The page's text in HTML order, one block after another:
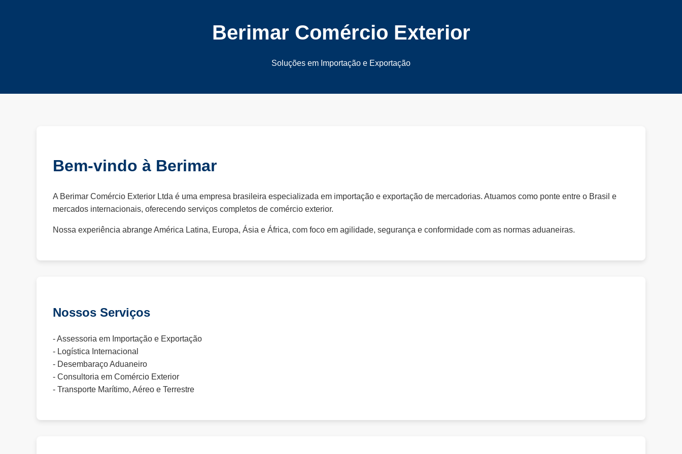
Berimar Comércio Exterior
Soluções em Importação e Exportação
Bem-vindo à Berimar
A Berimar Comércio Exterior Ltda é uma empresa brasileira especializada em importação e exportação de mercadorias. Atuamos como ponte entre o Brasil e
mercados internacionais, oferecendo serviços completos de comércio exterior.
Nossa experiência abrange América Latina, Europa, Ásia e África, com foco em agilidade, segurança e conformidade com as normas aduaneiras.
Nossos Serviços
- Assessoria em Importação e Exportação
- Logística Internacional
- Desembaraço Aduaneiro
- Consultoria em Comércio Exterior
- Transporte Marítimo, Aéreo e Terrestre